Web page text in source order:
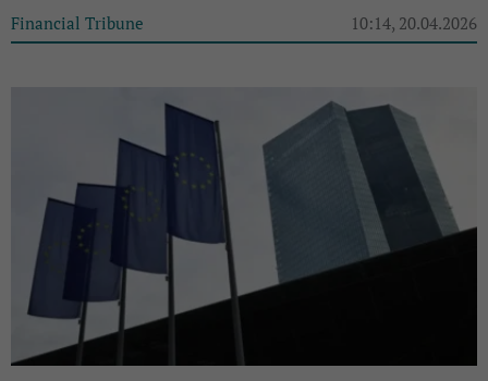
Financial Tribune 10:14, 20.04.2026